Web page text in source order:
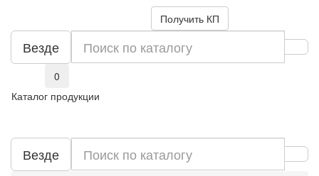
Получить КП
Везде
0
Каталог продукции
Везде